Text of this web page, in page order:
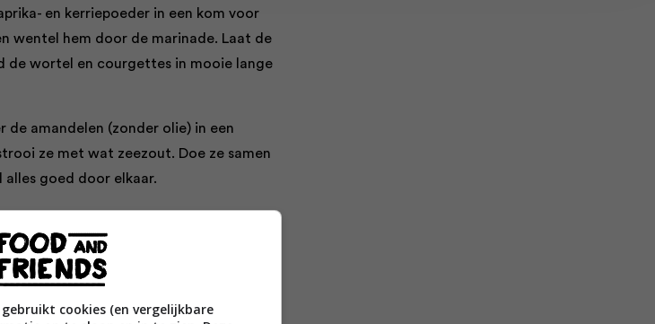
en kerriepoeder in een kom voor
wentel hem door de marinade. Laat de
de wortel en courgettes in mooie lange
de amandelen (zonder olie) in een
ze met wat zeezout. Doe ze samen
alles goed door elkaar.
beetje kokosolie op laag vuur gaar.
voor de dressing in een kommetje en
door elkaar. Snijd de gare kip in
er wat van de dressing over.
gebruikt cookies (en vergelijkbare